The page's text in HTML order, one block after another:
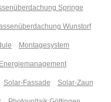
Springe
Wunstorf
Montagesystem
Energiemanagement
Solar-Fassade Solar-Zaun